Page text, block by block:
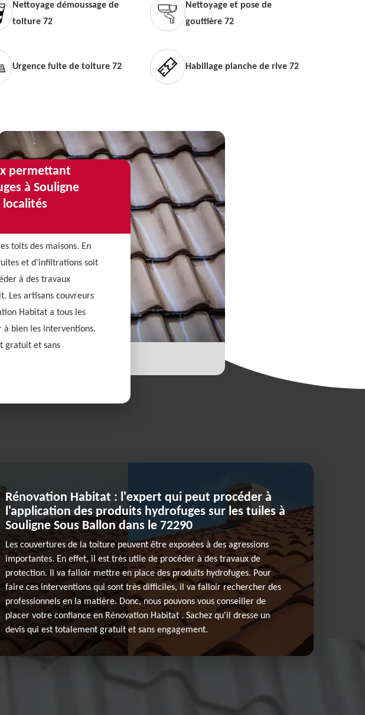
Nettoyage démoussage de
toiture 72
Nettoyage et pose de
gouttière 72
Urgence fuite de toiture 72 Habillage planche de rive 72
permettant
à Souligne
localités
toits des maisons. En
et d'infiltrations soit
à des travaux
Les artisans couvreurs
Habitat a tous les
bien les interventions.
gratuit et sans
Rénovation Habitat : l'expert qui peut procéder à
l'application des produits hydrofuges sur les tuiles à
Souligne Sous Ballon dans le 72290
Les couvertures de la toiture peuvent être exposées à des agressions
importantes. En effet, il est très utile de procéder à des travaux de
protection. Il va falloir mettre en place des produits hydrofuges. Pour
faire ces interventions qui sont très difficiles, il va falloir rechercher des
professionnels en la matière. Donc, nous pouvons vous conseiller de
placer votre confiance en Rénovation Habitat . Sachez qu'il dresse un
devis qui est totalement gratuit et sans engagement.